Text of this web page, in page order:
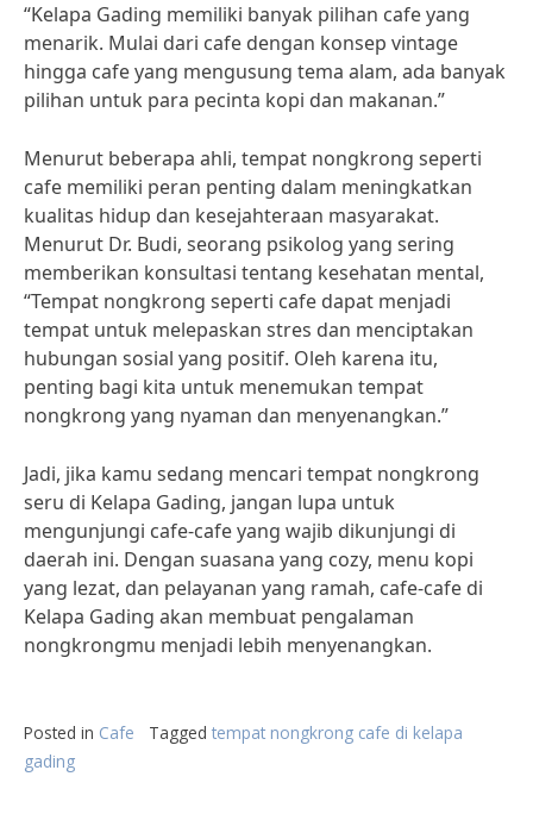
“Kelapa Gading memiliki banyak pilihan cafe yang
menarik. Mulai dari cafe dengan konsep vintage
hingga cafe yang mengusung tema alam, ada banyak
pilihan untuk para pecinta kopi dan makanan.”
Menurut beberapa ahli, tempat nongkrong seperti
cafe memiliki peran penting dalam meningkatkan
kualitas hidup dan kesejahteraan masyarakat.
Menurut Dr. Budi, seorang psikolog yang sering
memberikan konsultasi tentang kesehatan mental,
“Tempat nongkrong seperti cafe dapat menjadi
tempat untuk melepaskan stres dan menciptakan
hubungan sosial yang positif. Oleh karena itu,
penting bagi kita untuk menemukan tempat
nongkrong yang nyaman dan menyenangkan.”
Jadi, jika kamu sedang mencari tempat nongkrong
seru di Kelapa Gading, jangan lupa untuk
mengunjungi cafe-cafe yang wajib dikunjungi di
daerah ini. Dengan suasana yang cozy, menu kopi
yang lezat, dan pelayanan yang ramah, cafe-cafe di
Kelapa Gading akan membuat pengalaman
nongkrongmu menjadi lebih menyenangkan.
Posted in Cafe Tagged tempat nongkrong cafe di kelapa
gading